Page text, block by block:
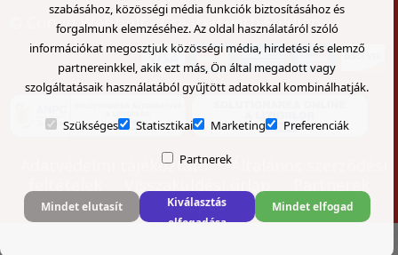
© Corvin Webbolt- Created withSoldigo
Adatvédelmi tájékoztató
Általános szerződési
belépés
szabásához, közösségi média funkciók biztosításához és
forgalmunk elemzéséhez. Az oldal használatáról szóló
információkat megosztjuk közösségi média, hirdetési és elemző
partnereinkkel, akik ezt más, Ön által megadott vagy
szolgáltatásaik használatából gyűjtött adatokkal kombinálhatják.
Szükséges Statisztikai Marketing Preferenciák
Partnerek
Mindet elutasít
Kiválasztás
elfogadása
Mindet elfogad